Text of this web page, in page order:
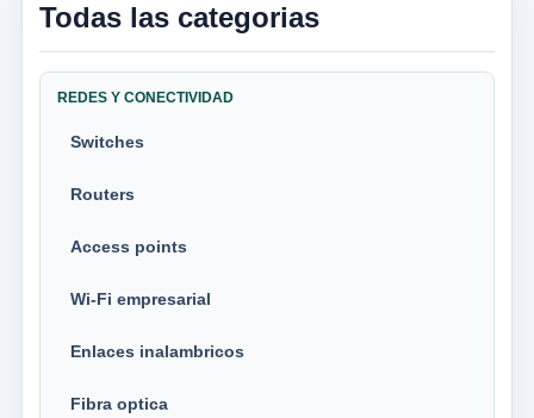
Todas las categorias
REDES Y CONECTIVIDAD
Switches
Routers
Access points
Wi-Fi empresarial
Enlaces inalambricos
Fibra optica